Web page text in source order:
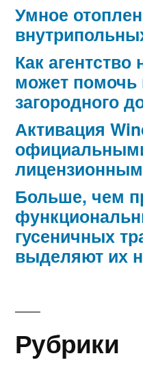
Умное
Как
может помочь
загородного
Активация
Больше, чем
гусеничных
выделяют их
Рубрики